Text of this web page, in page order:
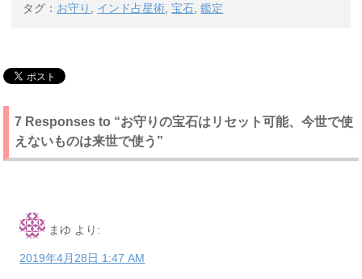
タグ： お守り , インド占星術,宝石,鑑定
7 Responses to “お守りの宝石はリセット可能、今世で使
えないものは来世で使う”
まゆ より:
2019年4月28日 1:47 AM